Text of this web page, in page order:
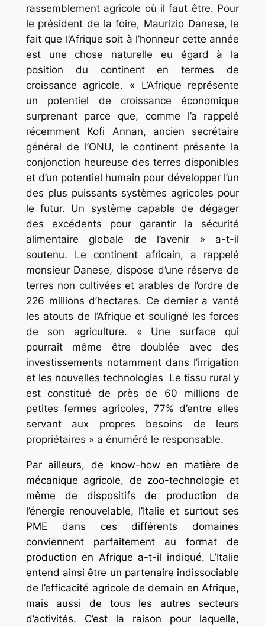
rassemblement agricole où il faut être. Pour
le président de la foire, Maurizio Danese, le
fait que l’Afrique soit à l’honneur cette année
est une chose naturelle eu égard à la
position du continent en termes de
croissance agricole. « L’Afrique représente
un potentiel de croissance économique
surprenant parce que, comme l’a rappelé
récemment Kofi Annan, ancien secrétaire
général de l’ONU, le continent présente la
conjonction heureuse des terres disponibles
et d’un potentiel humain pour développer l’un
des plus puissants systèmes agricoles pour
le futur. Un système capable de dégager
des excédents pour garantir la sécurité
alimentaire globale de l’avenir » a-t-il
soutenu. Le continent africain, a rappelé
monsieur Danese, dispose d’une réserve de
terres non cultivées et arables de l’ordre de
226 millions d’hectares. Ce dernier a vanté
les atouts de l’Afrique et souligné les forces
de son agriculture. « Une surface qui
pourrait même être doublée avec des
investissements notamment dans l’irrigation
et les nouvelles technologies Le tissu rural y
est constitué de près de 60 millions de
petites fermes agricoles, 77% d’entre elles
servant aux propres besoins de leurs
propriétaires » a énuméré le responsable.
Par ailleurs, de know-how en matière de
mécanique agricole, de zoo-technologie et
même de dispositifs de production de
l’énergie renouvelable, l’Italie et surtout ses
PME dans ces différents domaines
conviennent parfaitement au format de
production en Afrique a-t-il indiqué. L’Italie
entend ainsi être un partenaire indissociable
de l’efficacité agricole de demain en Afrique,
mais aussi de tous les autres secteurs
d’activités. C’est la raison pour laquelle,